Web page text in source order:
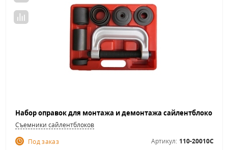
Съемники сайлентблоков
Под заказ
Артикул: 110-20010C